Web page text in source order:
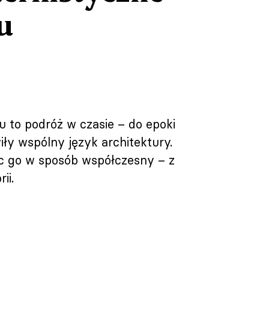
to podróż w czasie – do epoki
wspólny język architektury.
w sposób współczesny – z